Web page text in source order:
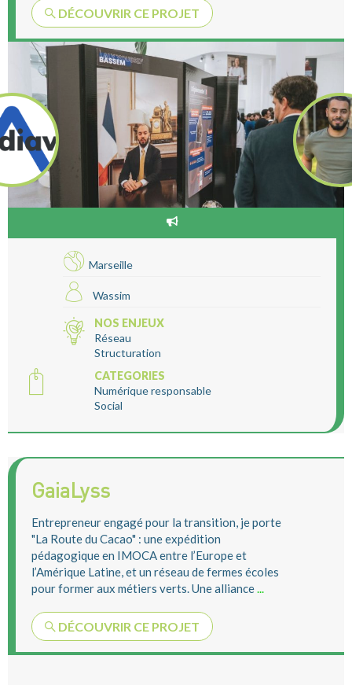
DÉCOUVRIR CE PROJET
Marseille
Wassim
NOS ENJEUX
Réseau
Structuration
CATEGORIES
Numérique responsable
Social
GaiaLyss
Entrepreneur engagé pour la transition, je porte
"La Route du Cacao" : une expédition
pédagogique en IMOCA entre l’Europe et
l’Amérique Latine, et un réseau de fermes écoles
pour former aux métiers verts. Une alliance...
DÉCOUVRIR CE PROJET